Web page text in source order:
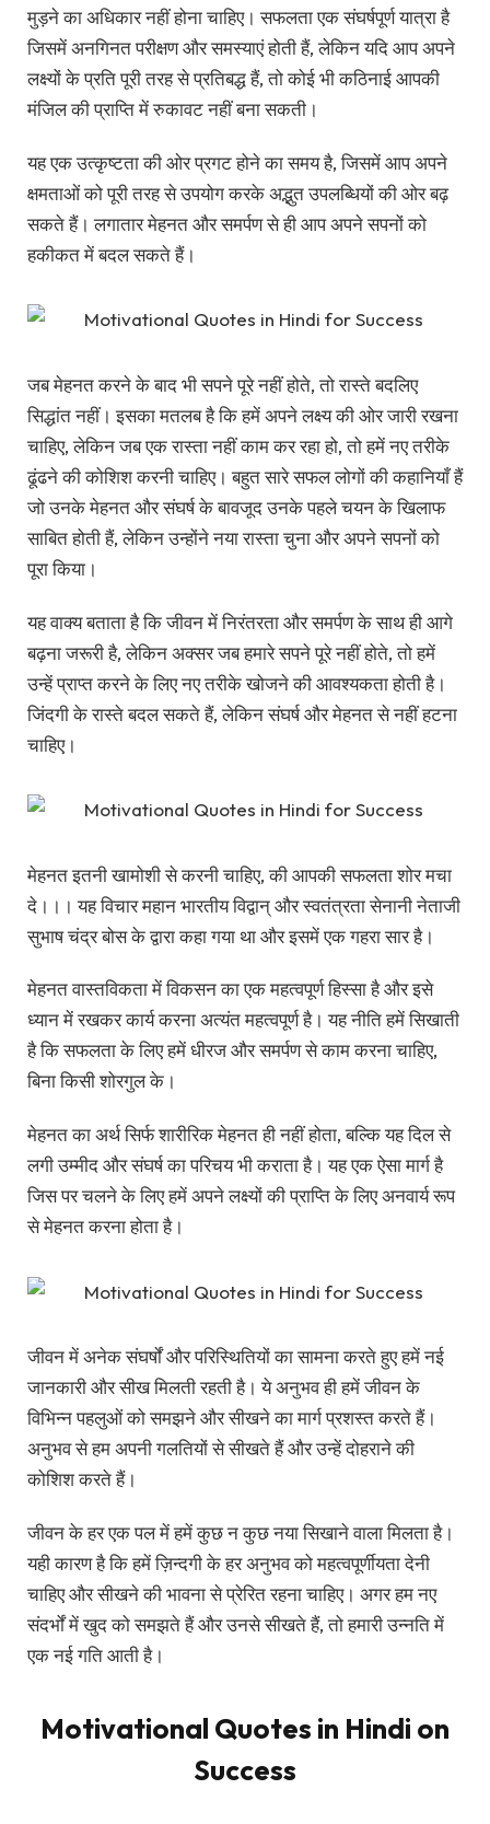
मुड़ने का अधिकार नहीं होना चाहिए। सफलता एक संघर्षपूर्ण यात्रा है
जिसमें अनगिनत परीक्षण और समस्याएं होती हैं, लेकिन यदि आप अपने
लक्ष्यों के प्रति पूरी तरह से प्रतिबद्ध हैं, तो कोई भी कठिनाई आपकी
मंजिल की प्राप्ति में रुकावट नहीं बना सकती।
यह एक उत्कृष्टता की ओर प्रगट होने का समय है, जिसमें आप अपने
क्षमताओं को पूरी तरह से उपयोग करके अद्भुत उपलब्धियों की ओर बढ़
सकते हैं। लगातार मेहनत और समर्पण से ही आप अपने सपनों को
हकीकत में बदल सकते हैं।
जब मेहनत करने के बाद भी सपने पूरे नहीं होते, तो रास्ते बदलिए
सिद्धांत नहीं। इसका मतलब है कि हमें अपने लक्ष्य की ओर जारी रखना
चाहिए, लेकिन जब एक रास्ता नहीं काम कर रहा हो, तो हमें नए तरीके
ढूंढने की कोशिश करनी चाहिए। बहुत सारे सफल लोगों की कहानियाँ हैं
जो उनके मेहनत और संघर्ष के बावजूद उनके पहले चयन के खिलाफ
साबित होती हैं, लेकिन उन्होंने नया रास्ता चुना और अपने सपनों को
पूरा किया।
यह वाक्य बताता है कि जीवन में निरंतरता और समर्पण के साथ ही आगे
बढ़ना जरूरी है, लेकिन अक्सर जब हमारे सपने पूरे नहीं होते, तो हमें
उन्हें प्राप्त करने के लिए नए तरीके खोजने की आवश्यकता होती है।
जिंदगी के रास्ते बदल सकते हैं, लेकिन संघर्ष और मेहनत से नहीं हटना
चाहिए।
मेहनत इतनी खामोशी से करनी चाहिए, की आपकी सफलता शोर मचा
दे।।। यह विचार महान भारतीय विद्वान् और स्वतंत्रता सेनानी नेताजी
सुभाष चंद्र बोस के द्वारा कहा गया था और इसमें एक गहरा सार है।
मेहनत वास्तविकता में विकसन का एक महत्वपूर्ण हिस्सा है और इसे
ध्यान में रखकर कार्य करना अत्यंत महत्वपूर्ण है। यह नीति हमें सिखाती
है कि सफलता के लिए हमें धीरज और समर्पण से काम करना चाहिए,
बिना किसी शोरगुल के।
मेहनत का अर्थ सिर्फ शारीरिक मेहनत ही नहीं होता, बल्कि यह दिल से
लगी उम्मीद और संघर्ष का परिचय भी कराता है। यह एक ऐसा मार्ग है
जिस पर चलने के लिए हमें अपने लक्ष्यों की प्राप्ति के लिए अनवार्य रूप
से मेहनत करना होता है।
जीवन में अनेक संघर्षों और परिस्थितियों का सामना करते हुए हमें नई
जानकारी और सीख मिलती रहती है। ये अनुभव ही हमें जीवन के
विभिन्न पहलुओं को समझने और सीखने का मार्ग प्रशस्त करते हैं।
अनुभव से हम अपनी गलतियों से सीखते हैं और उन्हें दोहराने की
कोशिश करते हैं।
जीवन के हर एक पल में हमें कुछ न कुछ नया सिखाने वाला मिलता है।
यही कारण है कि हमें ज़िन्दगी के हर अनुभव को महत्वपूर्णीयता देनी
चाहिए और सीखने की भावना से प्रेरित रहना चाहिए। अगर हम नए
संदर्भों में खुद को समझते हैं और उनसे सीखते हैं, तो हमारी उन्नति में
एक नई गति आती है।
Motivational Quotes in Hindi on
Success